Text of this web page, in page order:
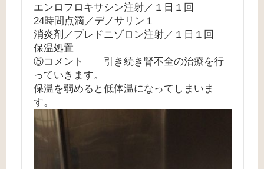
エンロフロキサシン注射／１日１回
24時間点滴／デノサリン１
消炎剤／プレドニゾロン注射／１日１回
保温処置
⑤コメント 引き続き腎不全の治療を行
っていきます。
保温を弱めると低体温になってしまいま
す。